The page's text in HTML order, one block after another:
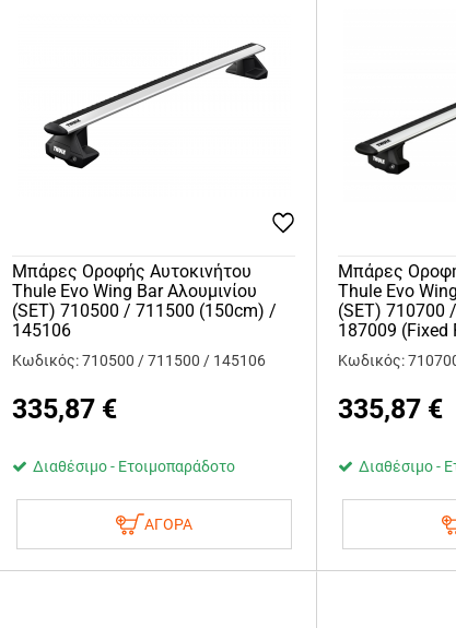
Μπάρες Οροφής Αυτοκινήτου
Thule Evo Wing Bar Αλουμινίου
(SET) 710500 / 711500 (150cm) /
145106
Κωδικός: 710500 / 711500 / 145106
335,87 €
Διαθέσιμο - Ετοιμοπαράδοτο
ΑΓΟΡΑ
Μπάρες
Thule Evo
(SET) 710700
187009 (Fixed
Κωδικός:
335,87 €
Διαθέσιμο -